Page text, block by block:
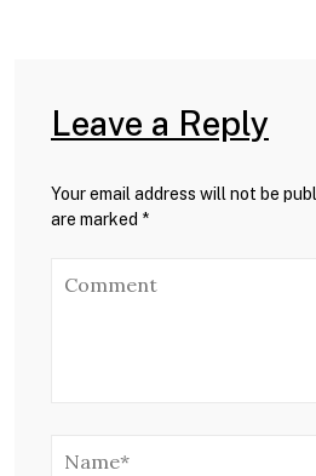
Leave a Reply
Your email address will not be
are marked *